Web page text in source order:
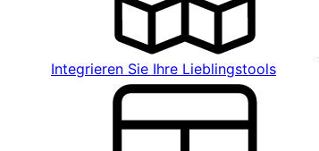
Integrieren Sie Ihre Lieblingstools